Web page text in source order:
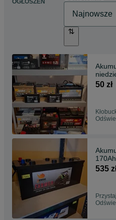
OGŁOSZEŃ
50 zł
535